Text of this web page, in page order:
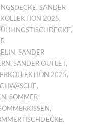
,SANDER
2025,
,
,SANDER
,SANDER OUTLET,
2025,
,
,SOMMER
,
,